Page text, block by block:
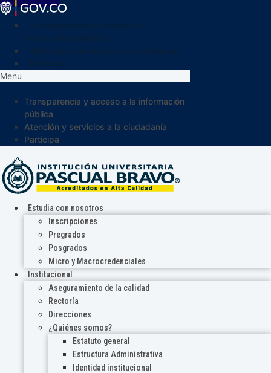
Menu
Transparencia y acceso a la información
pública
Atención y servicios a la ciudadanía
Participa
Estudia con nosotros
Inscripciones
Pregrados
Posgrados
Micro y Macrocredenciales
Institucional
Aseguramiento de la calidad
Rectoría
Direcciones
¿Quiénes somos?
Estatuto general
Estructura Administrativa
Identidad institucional